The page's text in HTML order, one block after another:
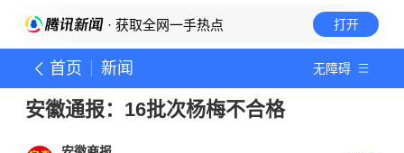
· 获取全网一手热点 打开
首页 新闻 无障碍
安徽通报：16批次杨梅不合格